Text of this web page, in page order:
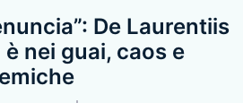
De Laurentiis
è nei guai, caos e